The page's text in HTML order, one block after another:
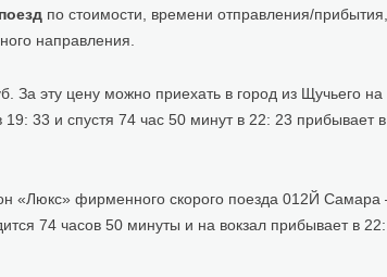
по стоимости, времени отправления/прибытия,
направления.
эту цену можно приехать в город из Щучьего на
33 и спустя 74 час 50 минут в 22: 23 прибывает в
«Люкс» фирменного скорого поезда 012Й Самара
74 часов 50 минуты и на вокзал прибывает в 22: